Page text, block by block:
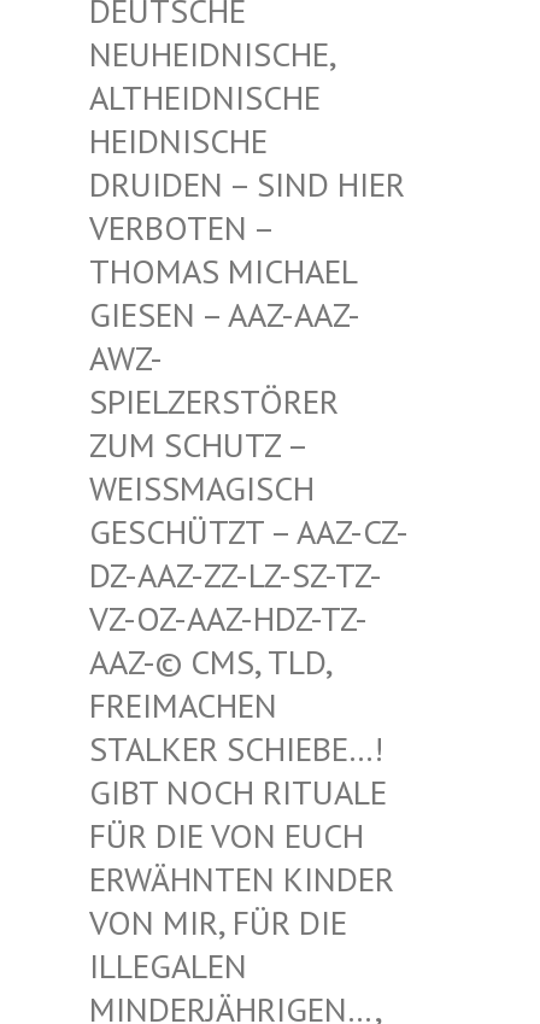
EUTSCHE N
EUHEIDNISCHE, A
LTHEIDNISCHE H
EIDNISCHE D
RUIDEN – SIND HIER V
ERBOTEN – T
HOMAS MICHAEL G
IESEN – AAZ-AAZ-A
WZ-S
PIELZERSTÖRER Z
UM SCHUTZ – W
EISSMAGISCH GE
SCHÜTZT – AAZ-CZ-DZ
-AAZ-ZZ-LZ-SZ-TZ-VZ
-OZ-AAZ-HDZ-TZ-AA
Z-© CMS, TLD, FR
EIMACHEN ST
ALKER SCHIEBE…! GI
BT NOCH RITUALE FÜ
R DIE VON EUCH ER
WÄHNTEN KINDER VO
N MIR, FÜR DIE IL
LEGALEN MI
NDERJÄHRIGEN…, EI